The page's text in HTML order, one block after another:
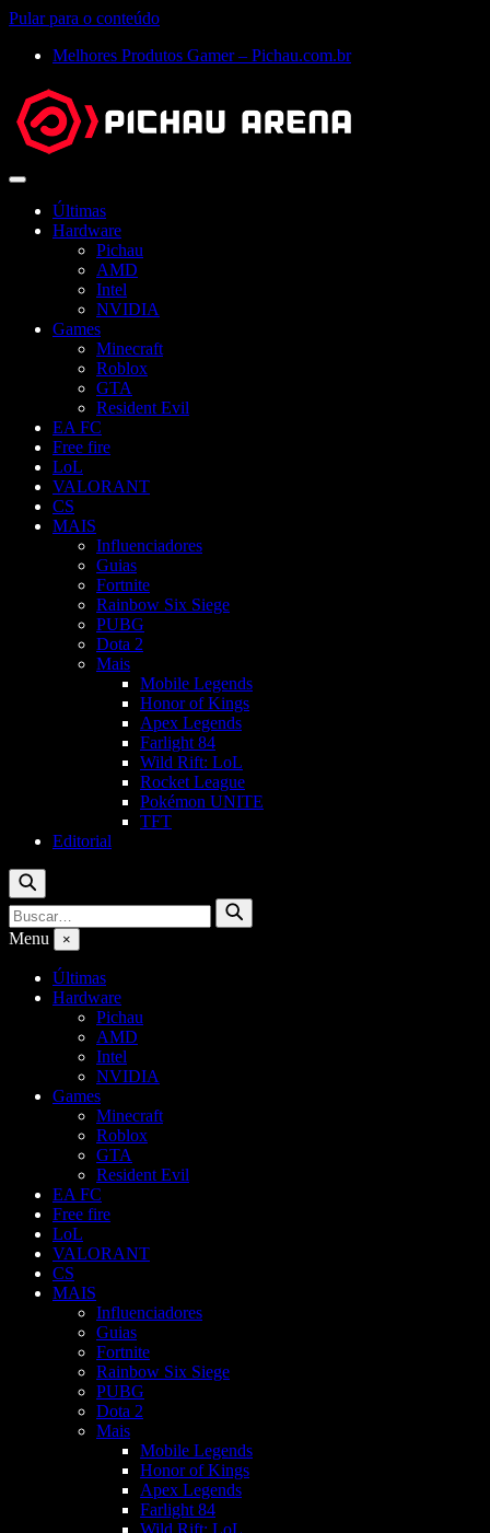
Pular para o conteúdo
Melhores Produtos Gamer – Pichau.com.br
Abrir
Últimas
Hardware
Pichau
AMD
Intel
NVIDIA
Games
Minecraft
Roblox
GTA
Resident Evil
EA FC
Free fire
LoL
VALORANT
CS
MAIS
Influenciadores
Guias
Fortnite
Rainbow Six Siege
PUBG
Dota 2
Mais
Mobile Legends
Honor of Kings
Apex Legends
Farlight 84
Wild Rift: LoL
Rocket League
Pokémon UNITE
TFT
Editorial
Buscar
Buscar
por:
Buscar
Menu ×
Últimas
Hardware
Pichau
AMD
Intel
NVIDIA
Games
Minecraft
Roblox
GTA
Resident Evil
EA FC
Free fire
LoL
VALORANT
CS
MAIS
Influenciadores
Guias
Fortnite
Rainbow Six Siege
PUBG
Dota 2
Mais
Mobile Legends
Honor of Kings
Apex Legends
Farlight 84
Wild Rift: LoL